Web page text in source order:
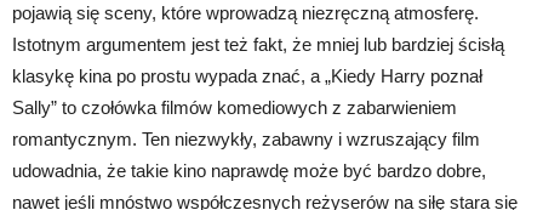
pojawią się sceny, które wprowadzą niezręczną atmosferę.
Istotnym argumentem jest też fakt, że mniej lub bardziej ścisłą
klasykę kina po prostu wypada znać, a „Kiedy Harry poznał
Sally” to czołówka filmów komediowych z zabarwieniem
romantycznym. Ten niezwykły, zabawny i wzruszający film
udowadnia, że takie kino naprawdę może być bardzo dobre,
nawet jeśli mnóstwo współczesnych reżyserów na siłę stara się